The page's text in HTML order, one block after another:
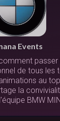
Events
passer
de tous les
au
la
BMW